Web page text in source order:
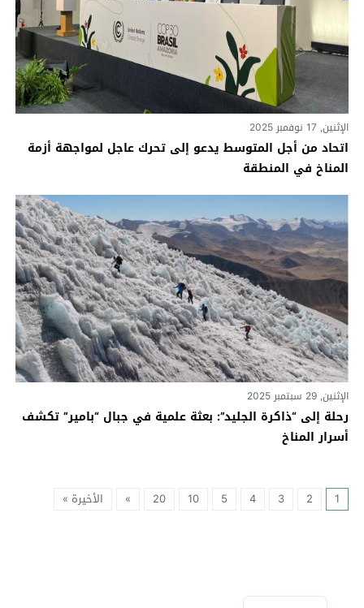
الإثنين, 17 نوفمبر 2025
اتحاد من أجل المتوسط يدعو إلى تحرك عاجل لمواجهة أزمة
المناخ في المنطقة
الإثنين, 29 سبتمبر 2025
رحلة إلى “ذاكرة الجليد”: بعثة علمية في جبال “بامير” تكشف
أسرار المناخ
1
2
3
4
5
10
20
» الأخيرة »